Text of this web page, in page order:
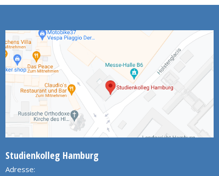
Studienkolleg Hamburg
Adresse: